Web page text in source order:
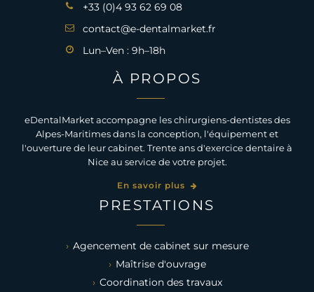
+33 (0)4 93 62 69 08
contact@e-dentalmarket.fr
Lun–Ven : 9h–18h
À PROPOS
eDentalMarket accompagne les chirurgiens-dentistes des
Alpes-Maritimes dans la conception, l'équipement et
l'ouverture de leur cabinet. Trente ans d'exercice dentaire à
Nice au service de votre projet.
En savoir plus
PRESTATIONS
Agencement de cabinet sur mesure
Maîtrise d'ouvrage
Coordination des travaux